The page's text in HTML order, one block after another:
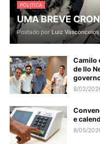
POLITICA
UMA BREVE
Postado por Luiz Vasconcelos
Camilo
de Ilo
8/02/
e
8/05/